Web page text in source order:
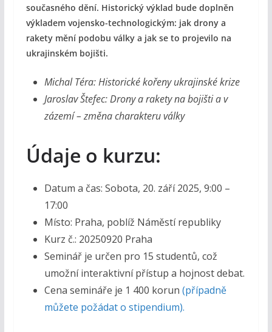
současného dění. Historický výklad bude doplněn
výkladem vojensko-technologickým: jak drony a
rakety mění podobu války a jak se to projevilo na
ukrajinském bojišti.
Michal Téra: Historické kořeny ukrajinské krize
Jaroslav Štefec: Drony a rakety na bojišti a v
zázemí – změna charakteru války
Údaje o kurzu:
Datum a čas: Sobota, 20. září 2025, 9:00 –
17:00
Místo: Praha, poblíž Náměstí republiky
Kurz č.: 20250920 Praha
Seminář je určen pro 15 studentů, což
umožní interaktivní přístup a hojnost debat.
Cena semináře je 1 400 korun (případně
můžete požádat o stipendium).